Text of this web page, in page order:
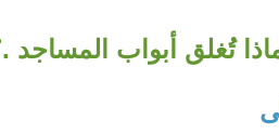
تُغلق أبواب المساجد